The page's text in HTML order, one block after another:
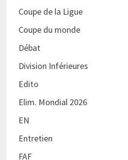
Coupe de la Ligue
Coupe du monde
Débat
Division Inférieures
Edito
Elim. Mondial 2026
EN
Entretien
FAF